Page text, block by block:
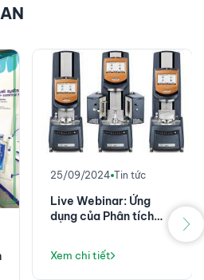
25/09/2024 Tin tức
Live Webinar: Ứng
dụng của Phân tích
nhiệt và lưu biến trong
Công nghiệp điện tử
Xem chi tiết